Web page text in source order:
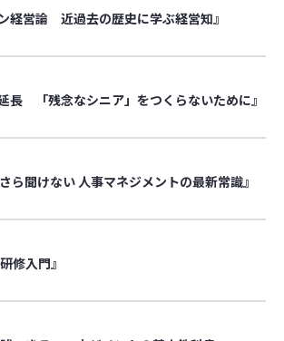
経営論 近過去の歴史に学ぶ経営知』
長 「残念なシニア」をつくらないために』
ら聞けない 人事マネジメントの最新常識』
修入門』